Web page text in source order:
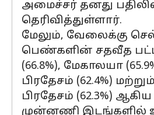
அமைச்சர் தனது
தெரிவித்துள்ளார்.
மேலும், வேலைக்கு
பெண்களின் சதவீத
(66.8%), மேகாலயா
பிரதேசம் (62.4%)
பிரதேசம் (62.3%)
முன்னணி இடங்களில்